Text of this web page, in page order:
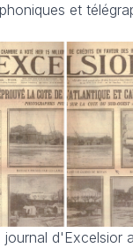
et
journal d'Excelsior